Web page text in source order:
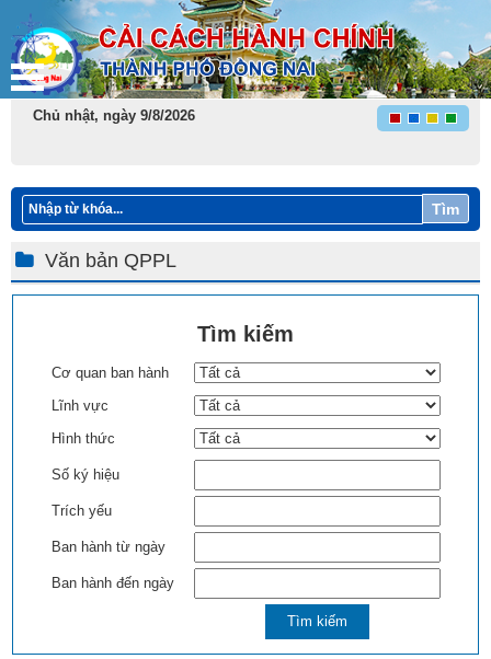
Chủ nhật, ngày 9/8/2026
Tìm
Văn bản QPPL
Tìm kiếm
Cơ quan ban hành
Lĩnh vực
Hình thức
Số ký hiệu
Trích yếu
Ban hành từ ngày
Ban hành đến ngày